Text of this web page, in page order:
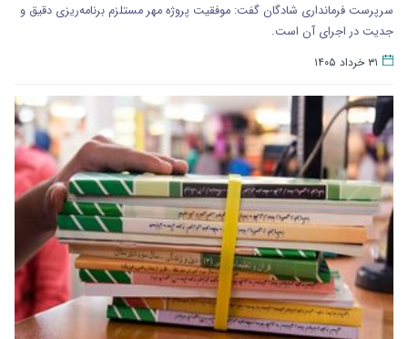
سرپرست فرمانداری شادگان گفت: موفقیت پروژه مهر مستلزم برنامه‌ریزی دقیق و
جدیت در اجرای آن است.
۳۱ خرداد ۱۴۰۵